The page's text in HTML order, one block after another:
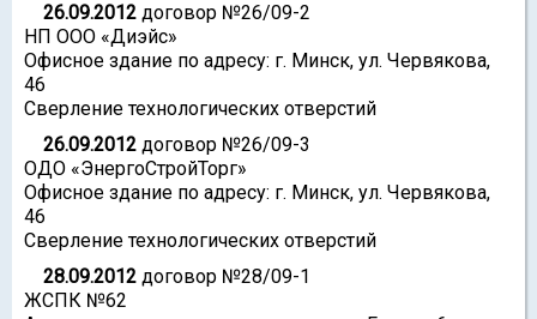
26.09.2012 договор №26/09-2
НП ООО «Диэйс»
Офисное здание по адресу: г. Минск, ул. Червякова,
46
Сверление технологических отверстий
26.09.2012 договор №26/09-3
ОДО «ЭнергоСтройТорг»
Офисное здание по адресу: г. Минск, ул. Червякова,
46
Сверление технологических отверстий
28.09.2012 договор №28/09-1
ЖСПК №62